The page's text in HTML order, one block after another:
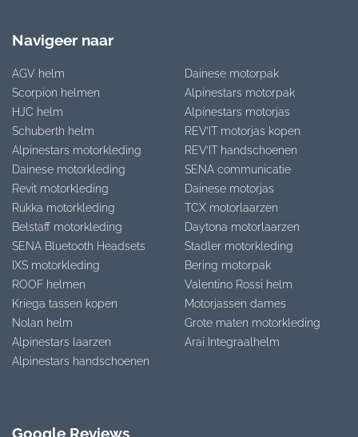
Navigeer naar
AGV helm
Scorpion helmen
HJC helm
Schuberth helm
Alpinestars motorkleding
Dainese motorkleding
Revit motorkleding
Rukka motorkleding
Belstaff motorkleding
SENA Bluetooth Headsets
IXS motorkleding
ROOF helmen
Kriega tassen kopen
Nolan helm
Alpinestars laarzen
Alpinestars handschoenen
Dainese motorpak
Alpinestars motorpak
Alpinestars motorjas
REV’IT motorjas kopen
REV’IT handschoenen
SENA communicatie
Dainese motorjas
TCX motorlaarzen
Daytona motorlaarzen
Stadler motorkleding
Bering motorpak
Valentino Rossi helm
Motorjassen dames
Grote maten motorkleding
Arai Integraalhelm
Google Reviews